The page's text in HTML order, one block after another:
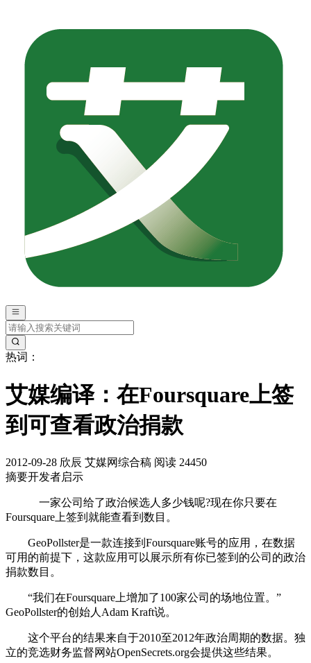
热词：
艾媒编译：在Foursquare上签
到可查看政治捐款
2012-09-28 欣辰 艾媒网综合稿 阅读 24450
摘要开发者启示
一家公司给了政治候选人多少钱呢?现在你只要在
Foursquare上签到就能查看到数目。
GeoPollster是一款连接到Foursquare账号的应用，在数据
可用的前提下，这款应用可以展示所有你已签到的公司的政治
捐款数目。
“我们在Foursquare上增加了100家公司的场地位置。”
GeoPollster的创始人Adam Kraft说。
这个平台的结果来自于2010至2012年政治周期的数据。独
立的竞选财务监督网站OpenSecrets.org会提供这些结果。